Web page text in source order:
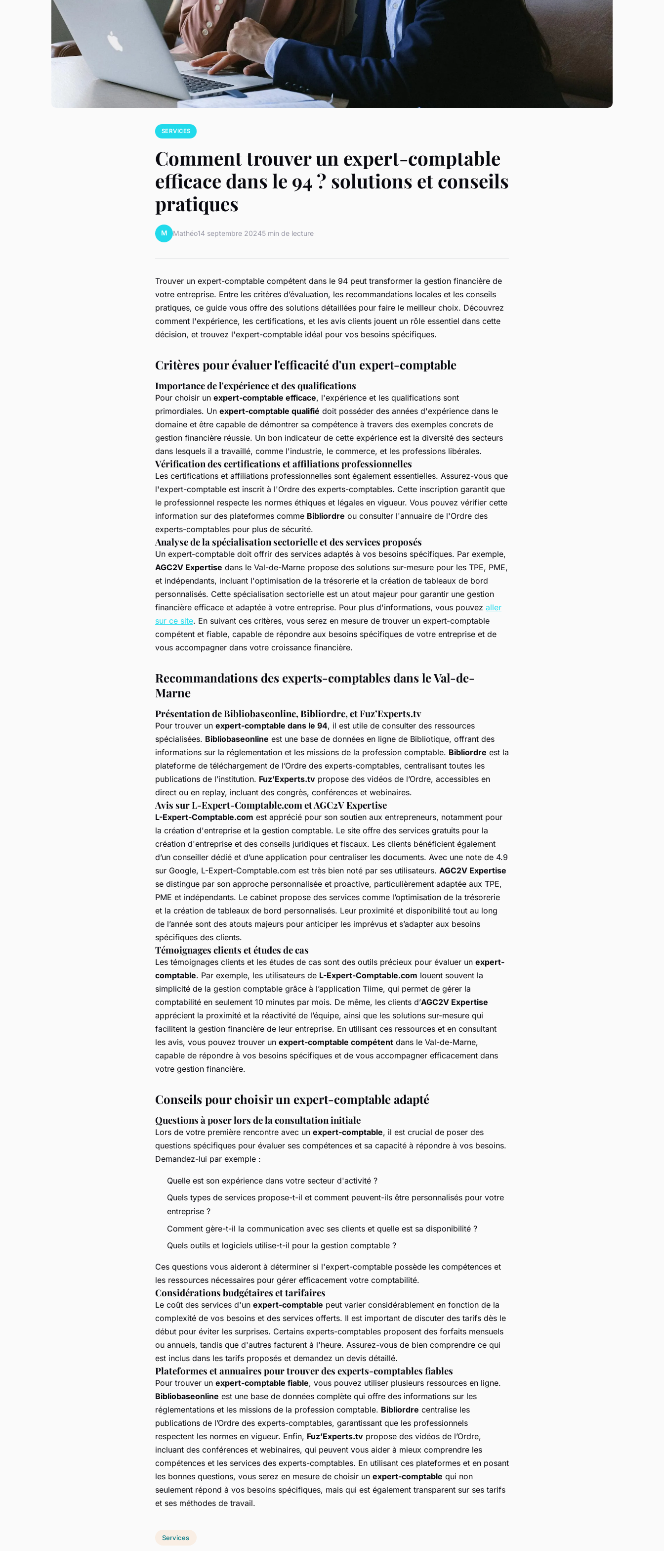
SERVICES
Comment trouver un expert-comptable
efficace dans le 94 ? solutions et conseils
pratiques
M Mathéo14 septembre 20245 min de lecture
Trouver un expert-comptable compétent dans le 94 peut transformer la gestion financière de
votre entreprise. Entre les critères d’évaluation, les recommandations locales et les conseils
pratiques, ce guide vous offre des solutions détaillées pour faire le meilleur choix. Découvrez
comment l'expérience, les certifications, et les avis clients jouent un rôle essentiel dans cette
décision, et trouvez l'expert-comptable idéal pour vos besoins spécifiques.
Critères pour évaluer l'efficacité d'un expert-comptable
Importance de l'expérience et des qualifications
Pour choisir un expert-comptable efficace, l'expérience et les qualifications sont
primordiales. Un expert-comptable qualifié doit posséder des années d'expérience dans le
domaine et être capable de démontrer sa compétence à travers des exemples concrets de
gestion financière réussie. Un bon indicateur de cette expérience est la diversité des secteurs
dans lesquels il a travaillé, comme l'industrie, le commerce, et les professions libérales.
Vérification des certifications et affiliations professionnelles
Les certifications et affiliations professionnelles sont également essentielles. Assurez-vous que
l'expert-comptable est inscrit à l'Ordre des experts-comptables. Cette inscription garantit que
le professionnel respecte les normes éthiques et légales en vigueur. Vous pouvez vérifier cette
information sur des plateformes comme Bibliordre ou consulter l'annuaire de l'Ordre des
experts-comptables pour plus de sécurité.
Analyse de la spécialisation sectorielle et des services proposés
Un expert-comptable doit offrir des services adaptés à vos besoins spécifiques. Par exemple,
AGC2V Expertise dans le Val-de-Marne propose des solutions sur-mesure pour les TPE, PME,
et indépendants, incluant l'optimisation de la trésorerie et la création de tableaux de bord
personnalisés. Cette spécialisation sectorielle est un atout majeur pour garantir une gestion
financière efficace et adaptée à votre entreprise. Pour plus d'informations, vous pouvez aller
sur ce site. En suivant ces critères, vous serez en mesure de trouver un expert-comptable
compétent et fiable, capable de répondre aux besoins spécifiques de votre entreprise et de
vous accompagner dans votre croissance financière.
Recommandations des experts-comptables dans le Val-de-
Marne
Présentation de Bibliobaseonline, Bibliordre, et Fuz’Experts.tv
Pour trouver un expert-comptable dans le 94, il est utile de consulter des ressources
spécialisées. Bibliobaseonline est une base de données en ligne de Bibliotique, offrant des
informations sur la réglementation et les missions de la profession comptable. Bibliordre est la
plateforme de téléchargement de l’Ordre des experts-comptables, centralisant toutes les
publications de l’institution. Fuz’Experts.tv propose des vidéos de l’Ordre, accessibles en
direct ou en replay, incluant des congrès, conférences et webinaires.
Avis sur L-Expert-Comptable.com et AGC2V Expertise
L-Expert-Comptable.com est apprécié pour son soutien aux entrepreneurs, notamment pour
la création d'entreprise et la gestion comptable. Le site offre des services gratuits pour la
création d'entreprise et des conseils juridiques et fiscaux. Les clients bénéficient également
d’un conseiller dédié et d’une application pour centraliser les documents. Avec une note de 4.9
sur Google, L-Expert-Comptable.com est très bien noté par ses utilisateurs. AGC2V Expertise
se distingue par son approche personnalisée et proactive, particulièrement adaptée aux TPE,
PME et indépendants. Le cabinet propose des services comme l’optimisation de la trésorerie
et la création de tableaux de bord personnalisés. Leur proximité et disponibilité tout au long
de l’année sont des atouts majeurs pour anticiper les imprévus et s’adapter aux besoins
spécifiques des clients.
Témoignages clients et études de cas
Les témoignages clients et les études de cas sont des outils précieux pour évaluer un expert-
comptable. Par exemple, les utilisateurs de L-Expert-Comptable.com louent souvent la
simplicité de la gestion comptable grâce à l’application Tiime, qui permet de gérer la
comptabilité en seulement 10 minutes par mois. De même, les clients d’AGC2V Expertise
apprécient la proximité et la réactivité de l’équipe, ainsi que les solutions sur-mesure qui
facilitent la gestion financière de leur entreprise. En utilisant ces ressources et en consultant
les avis, vous pouvez trouver un expert-comptable compétent dans le Val-de-Marne,
capable de répondre à vos besoins spécifiques et de vous accompagner efficacement dans
votre gestion financière.
Conseils pour choisir un expert-comptable adapté
Questions à poser lors de la consultation initiale
Lors de votre première rencontre avec un expert-comptable, il est crucial de poser des
questions spécifiques pour évaluer ses compétences et sa capacité à répondre à vos besoins.
Demandez-lui par exemple :
Quelle est son expérience dans votre secteur d'activité ?
Quels types de services propose-t-il et comment peuvent-ils être personnalisés pour votre
entreprise ?
Comment gère-t-il la communication avec ses clients et quelle est sa disponibilité ?
Quels outils et logiciels utilise-t-il pour la gestion comptable ?
Ces questions vous aideront à déterminer si l'expert-comptable possède les compétences et
les ressources nécessaires pour gérer efficacement votre comptabilité.
Considérations budgétaires et tarifaires
Le coût des services d'un expert-comptable peut varier considérablement en fonction de la
complexité de vos besoins et des services offerts. Il est important de discuter des tarifs dès le
début pour éviter les surprises. Certains experts-comptables proposent des forfaits mensuels
ou annuels, tandis que d'autres facturent à l'heure. Assurez-vous de bien comprendre ce qui
est inclus dans les tarifs proposés et demandez un devis détaillé.
Plateformes et annuaires pour trouver des experts-comptables fiables
Pour trouver un expert-comptable fiable, vous pouvez utiliser plusieurs ressources en ligne.
Bibliobaseonline est une base de données complète qui offre des informations sur les
réglementations et les missions de la profession comptable. Bibliordre centralise les
publications de l’Ordre des experts-comptables, garantissant que les professionnels
respectent les normes en vigueur. Enfin, Fuz’Experts.tv propose des vidéos de l’Ordre,
incluant des conférences et webinaires, qui peuvent vous aider à mieux comprendre les
compétences et les services des experts-comptables. En utilisant ces plateformes et en posant
les bonnes questions, vous serez en mesure de choisir un expert-comptable qui non
seulement répond à vos besoins spécifiques, mais qui est également transparent sur ses tarifs
et ses méthodes de travail.
Services